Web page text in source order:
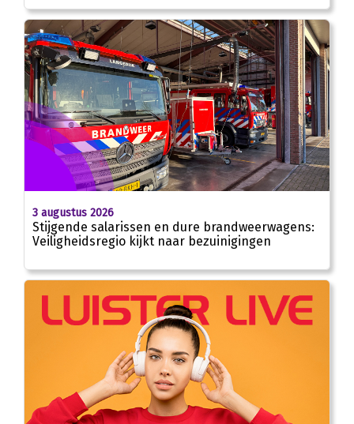
3 augustus 2026
Stijgende salarissen en dure brandweerwagens:
Veiligheidsregio kijkt naar bezuinigingen